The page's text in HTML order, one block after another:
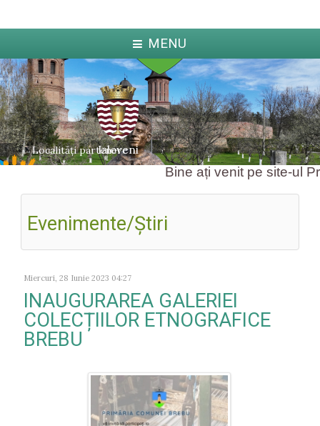
MENU
Localități partenere
Ialoveni
Bine ați venit pe site-ul
Evenimente/Ştiri
Miercuri, 28 Iunie 2023 04:27
INAUGURAREA GALERIEI
COLECȚIILOR ETNOGRAFICE
BREBU